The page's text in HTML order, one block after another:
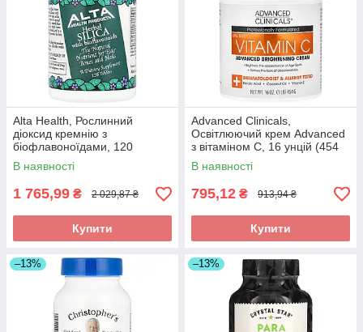
Alta Health, Рослинний
діоксид кремнію з
біофлавоноїдами, 120
таблеток, оригінал
В наявності
1 765,99 ₴ 2 029,87 ₴
Купити
Advanced Clinicals,
Освітлюючий крем Advanced
з вітаміном C, 16 унцій (454
г), оригінал
В наявності
795,12 ₴ 913,94 ₴
Купити
–13% –13%